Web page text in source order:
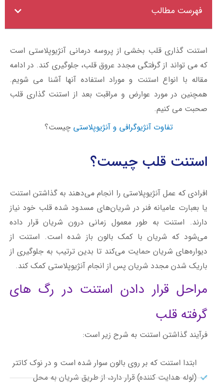
استنت گذاری قلب بخشی از پروسه درمانی آنژیوپلاستی است
که می تواند از گرفتگی مجدد عروق قلب، جلوگیری کند. در ادامه
مقاله با انواع استنت و موراد استفاده آنها آشنا می شویم.
همچنین در مورد عوارض و مراقبت بعد از استنت گذاری قلب
صحبت می کنیم.
تفاوت آنژیوگرافی و آنژیوپلاستی چیست؟
استنت قلب چیست؟
افرادی که عمل آنژیوپلاستی را انجام می‌دهند به گذاشتن استنت
یا بعبارت عامیانه فنر در شریان‌های مسدود شده قلب خود نیاز
دارند. استنت به طور معمول زمانی درون شریان قرار داده
می‌شود که شریان با کمک بالون باز شده است. استنت از
دیواره‌های شریان حمایت می‌کند تا بدین ترتیب به جلوگیری از
باریک شدن مجدد شریان پس از انجام آنژیوپلاستی کمک کند.
مراحل قرار دادن استنت در رگ های
گرفته قلب
فرآیند گذاشتن استنت به شرح زیر است:
ابتدا استنت که بر روی بالون سوار شده است و در نوک کاتتر
(لوله هدایت کننده) قرار دارد، از طریق شریان به محل
فهرست مطالب